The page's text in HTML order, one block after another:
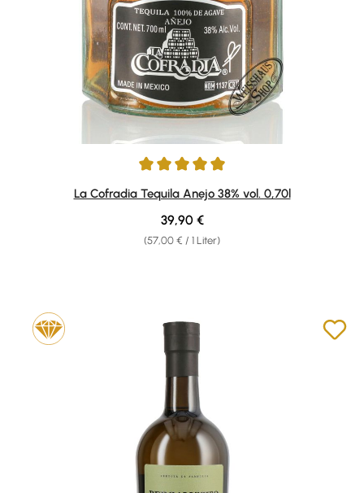
Durchschnittliche Bewertung von 5 von 5 Sternen
La Cofradia Tequila Anejo 38% vol. 0,70l
(57,00 € / 1 Liter)
Regulärer Preis:
39,90 €